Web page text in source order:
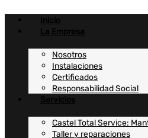
contenido
Inicio
La Empresa
Nosotros
Instalaciones
Certificados
Responsabilidad Social
Servicios
Castel Total Service:
Taller y reparaciones